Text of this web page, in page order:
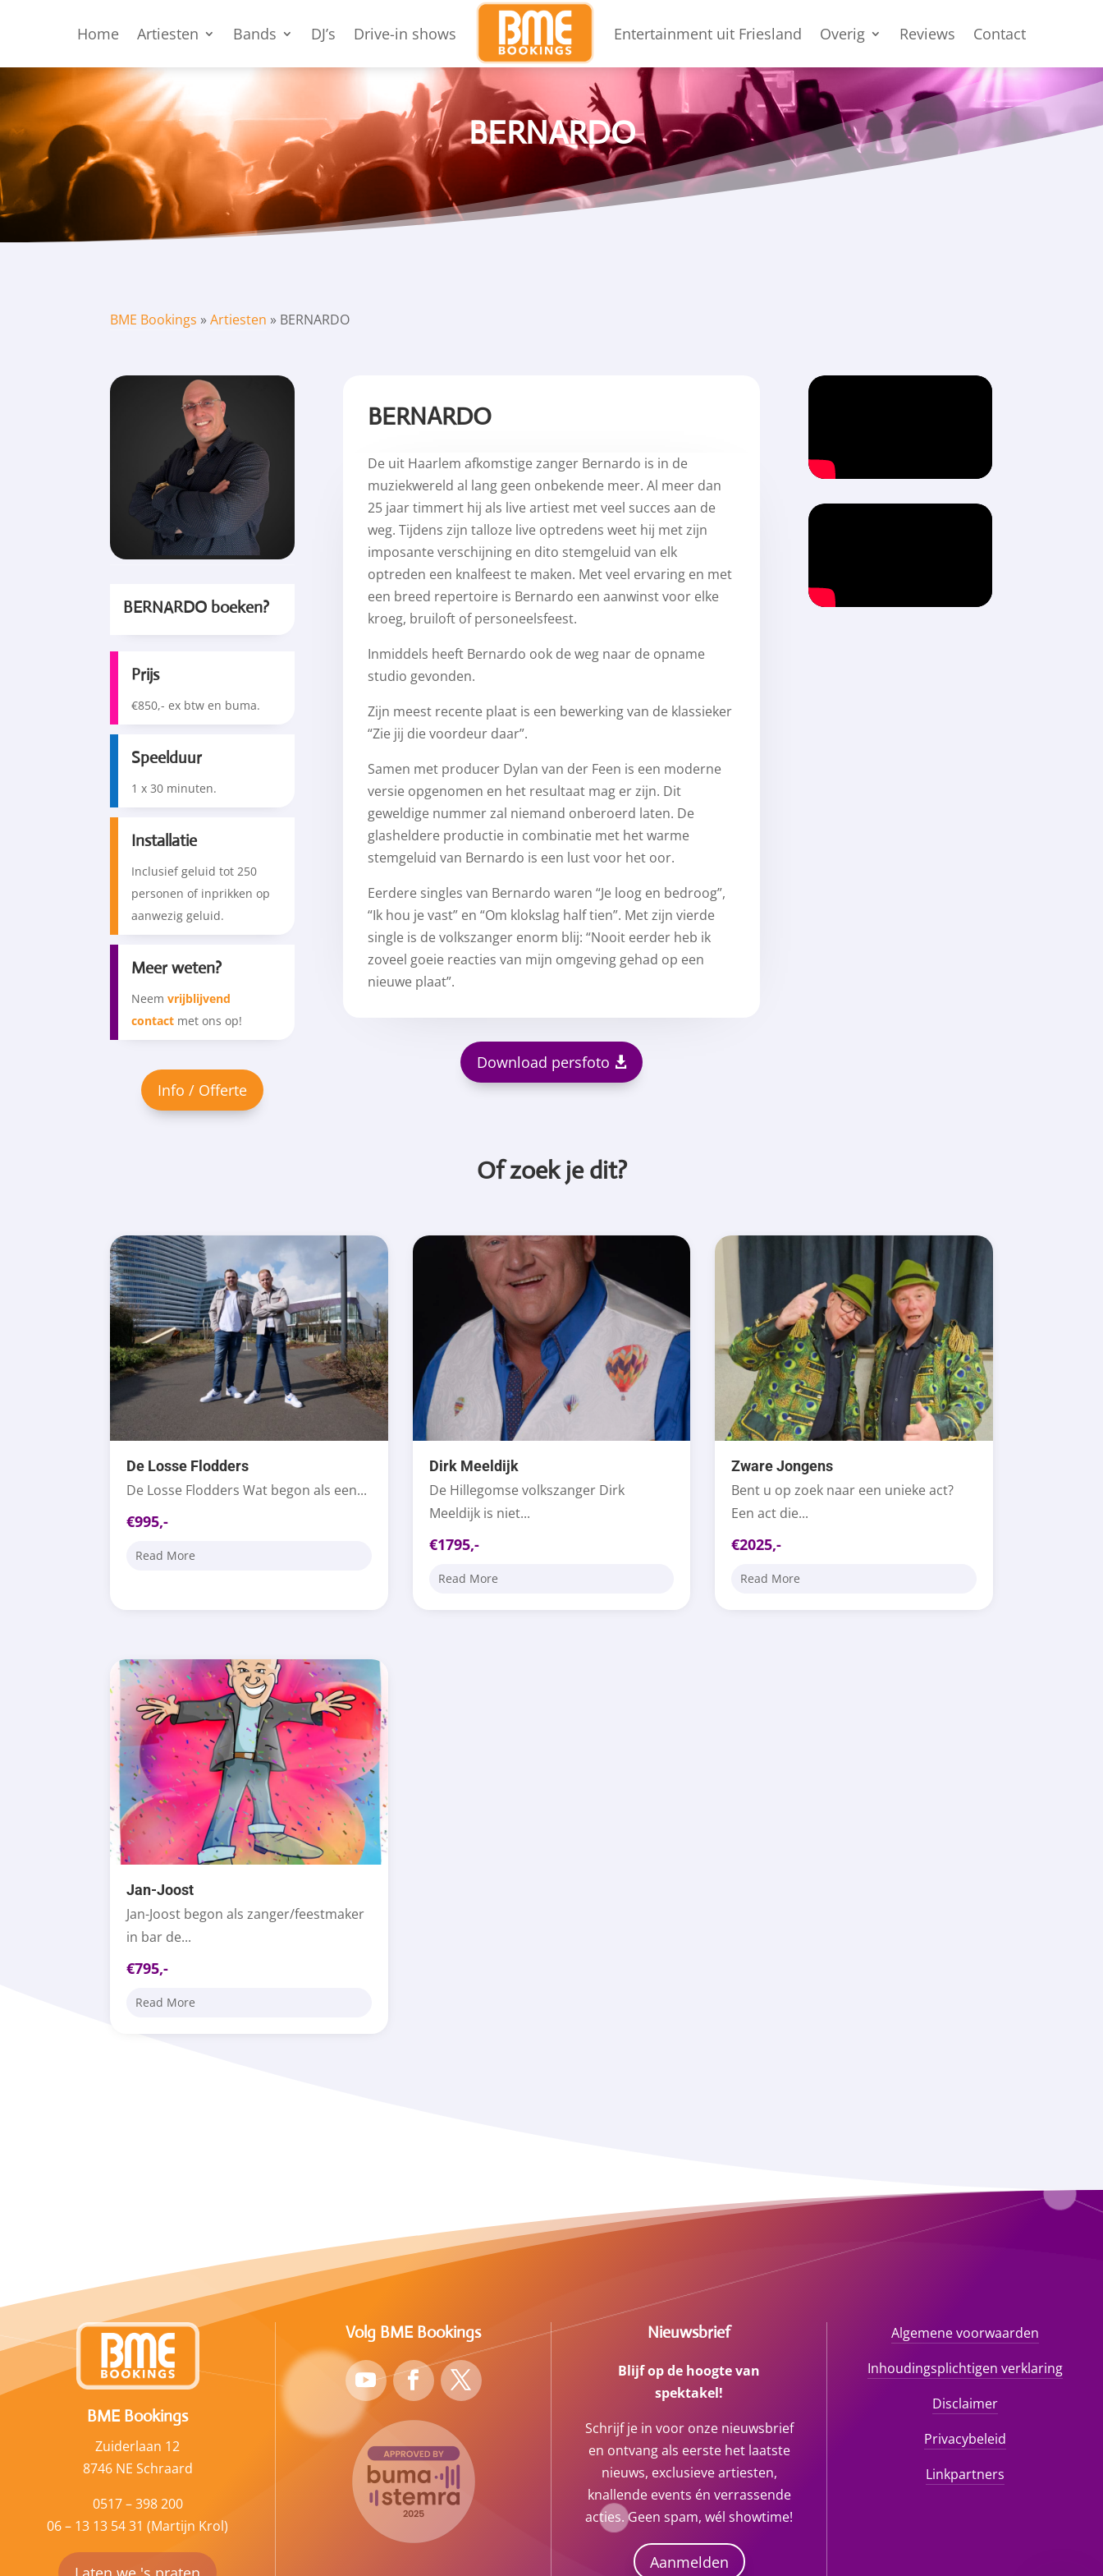
Home Artiesten Bands DJ’s Drive-in shows Entertainment uit Friesland Overig Reviews Contact
BERNARDO
BME Bookings »Artiesten » BERNARDO
BERNARDO boeken?
Prijs
€850,- ex btw en buma.
Speelduur
1 x 30 minuten.
Installatie
Inclusief geluid tot 250
personen of inprikken op
aanwezig geluid.
Meer weten?
Neemvrijblijvend
contact met ons op!
BERNARDO
De uit Haarlem afkomstige zanger Bernardo is in de
muziekwereld al lang geen onbekende meer. Al meer dan
25 jaar timmert hij als live artiest met veel succes aan de
weg. Tijdens zijn talloze live optredens weet hij met zijn
imposante verschijning en dito stemgeluid van elk
optreden een knalfeest te maken. Met veel ervaring en met
een breed repertoire is Bernardo een aanwinst voor elke
kroeg, bruiloft of personeelsfeest.
Inmiddels heeft Bernardo ook de weg naar de opname
studio gevonden.
Zijn meest recente plaat is een bewerking van de klassieker
“Zie jij die voordeur daar”.
Samen met producer Dylan van der Feen is een moderne
versie opgenomen en het resultaat mag er zijn. Dit
geweldige nummer zal niemand onberoerd laten. De
glasheldere productie in combinatie met het warme
stemgeluid van Bernardo is een lust voor het oor.
Eerdere singles van Bernardo waren “Je loog en bedroog”,
“Ik hou je vast” en “Om klokslag half tien”. Met zijn vierde
single is de volkszanger enorm blij: “Nooit eerder heb ik
zoveel goeie reacties van mijn omgeving gehad op een
nieuwe plaat”.
Download persfoto
Of zoek je dit?
De Losse Flodders
De Losse Flodders Wat begon als een...
€995,-
Read More
Dirk Meeldijk
De Hillegomse volkszanger Dirk
Meeldijk is niet...
€1795,-
Read More
Zware Jongens
Bent u op zoek naar een unieke act?
Een act die...
€2025,-
Read More
Jan-Joost
Jan-Joost begon als zanger/feestmaker
in bar de...
€795,-
Read More
BME Bookings
Zuiderlaan 12
8746 NE Schraard
0517 – 398 200
06 – 13 13 54 31 (Martijn Krol)
Volg BME Bookings Nieuwsbrief
Blijf op de hoogte van
spektakel!
Schrijf je in voor onze nieuwsbrief
en ontvang als eerste het laatste
nieuws, exclusieve artiesten,
knallende events én verrassende
acties. Geen spam, wél showtime!
Aanmelden
Algemene voorwaarden
Inhoudingsplichtigen verklaring
Disclaimer
Privacybeleid
Linkpartners